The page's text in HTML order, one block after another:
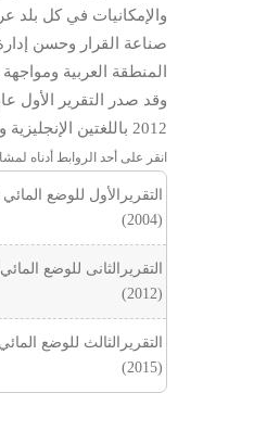
والإمكانيات في كل بلد
صناعة القرار وحسن إدارة
المنطقة العربية
2012 باللغتين الإنجليزية والعربية
انقر على أحد الروابط أدناه
التقريرالأول للوضع المائي
التقريرالثانى للوضع المائي
التقريرالثالث للوضع